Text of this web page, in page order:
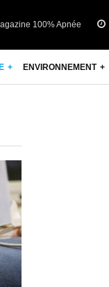
100% Apnée
ENVIRONNEMENT